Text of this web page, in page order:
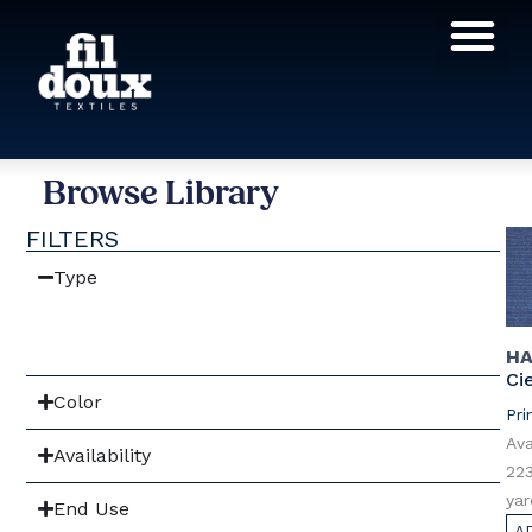
Browse Library
FILTERS
Type
Color
Availability
End Use